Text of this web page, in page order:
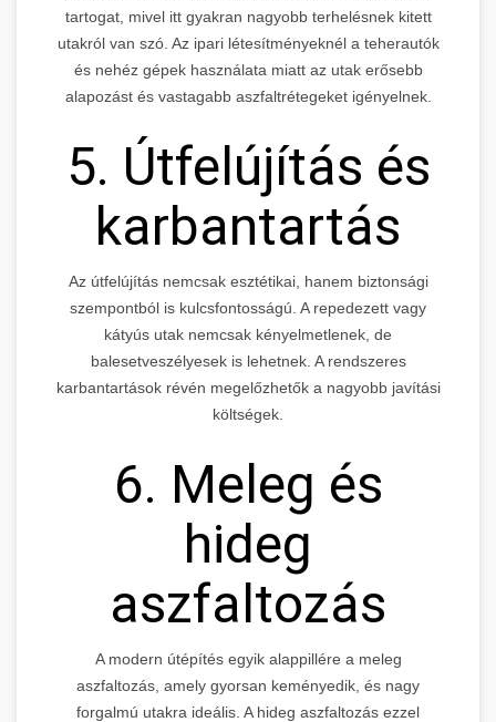
tartogat, mivel itt gyakran nagyobb terhelésnek kitett
utakról van szó. Az ipari létesítményeknél a teherautók
és nehéz gépek használata miatt az utak erősebb
alapozást és vastagabb aszfaltrétegeket igényelnek.
5. Útfelújítás és
karbantartás
Az útfelújítás nemcsak esztétikai, hanem biztonsági
szempontból is kulcsfontosságú. A repedezett vagy
kátyús utak nemcsak kényelmetlenek, de
balesetveszélyesek is lehetnek. A rendszeres
karbantartások révén megelőzhetők a nagyobb javítási
költségek.
6. Meleg és
hideg
aszfaltozás
A modern útépítés egyik alappillére a meleg
aszfaltozás, amely gyorsan keményedik, és nagy
forgalmú utakra ideális. A hideg aszfaltozás ezzel